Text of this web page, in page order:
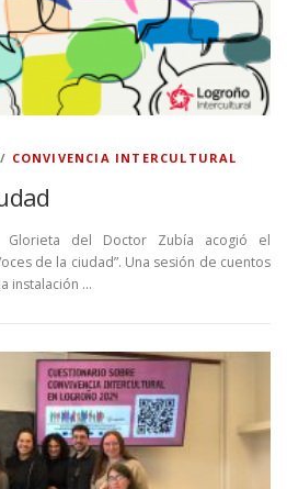
/ CONVIVENCIA INTERCULTURAL
del Doctor Zubía acogió el
de la ciudad”. Una sesión de cuentos
instalación …